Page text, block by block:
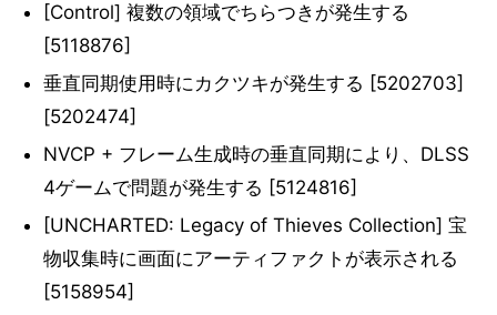
[Control] 複数の領域でちらつきが発生する
[5118876]
垂直同期使用時にカクツキが発生する [5202703]
[5202474]
NVCP + フレーム生成時の垂直同期により、DLSS
4ゲームで問題が発生する [5124816]
[UNCHARTED: Legacy of Thieves Collection] 宝
物収集時に画面にアーティファクトが表示される
[5158954]